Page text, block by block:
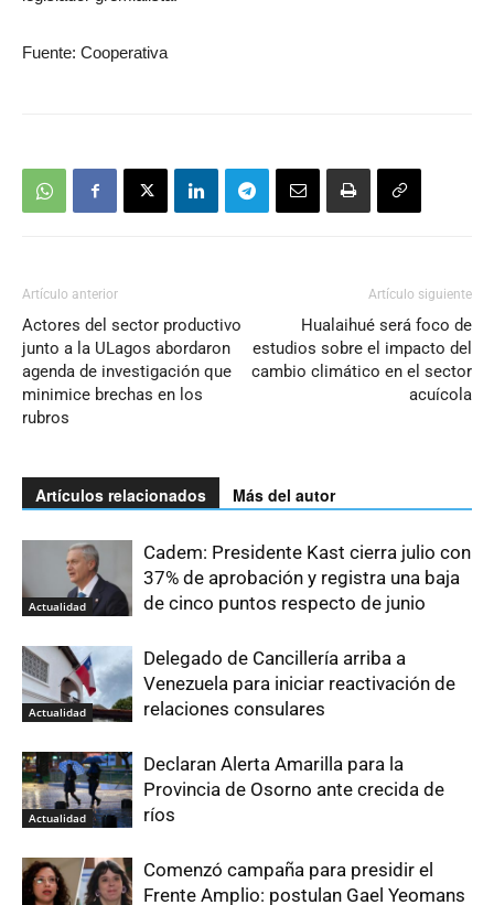
Fuente: Cooperativa
Artículo anterior
Actores del sector productivo
junto a la ULagos abordaron
agenda de investigación que
minimice brechas en los
rubros
Artículo siguiente
Hualaihué será foco de
estudios sobre el impacto del
cambio climático en el sector
acuícola
Artículos relacionados Más del autor
Actualidad
Cadem: Presidente Kast cierra julio con
37% de aprobación y registra una baja
de cinco puntos respecto de junio
Actualidad
Delegado de Cancillería arriba a
Venezuela para iniciar reactivación de
relaciones consulares
Actualidad
Declaran Alerta Amarilla para la
Provincia de Osorno ante crecida de
ríos
Comenzó campaña para presidir el
Frente Amplio: postulan Gael Yeomans